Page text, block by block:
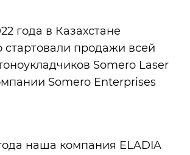
года в Казахстане
стартовали продажи всей
Somero Laser
Somero Enterprises
наша компания ELADIA